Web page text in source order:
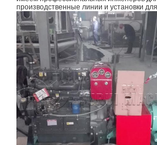
производственные линии и установки